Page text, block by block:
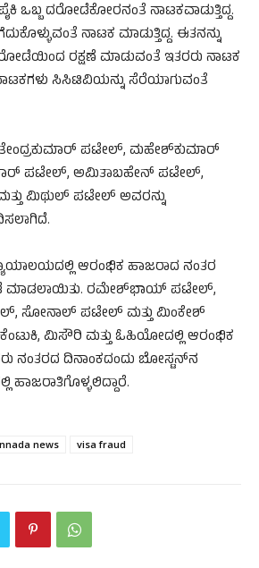
ಒಬ್ಬ ದರೋಡೆಕೋರನಂತೆ ನಾಟಕವಾಡುತ್ತಿದ್ದ.
ನಾಟಕ ಮಾಡುತ್ತಿದ್ದ. ಈತನನ್ನು
ರಕ್ಷಣೆ ಮಾಡುವಂತೆ ಇತರರು ನಾಟಕ
ನಾಟಕಗಳು ಸಿಸಿಟಿವಿಯನ್ನು ಸೆರೆಯಾಗುವಂತೆ
ಪಟೇಲ್, ಮಹೇಶ್‌ಕುಮಾರ್
ಪಟೇಲ್, ಅಮಿತಾಬಹೇನ್ ಪಟೇಲ್,
ಮಿಥುಲ್ ಪಟೇಲ್ ಅವರನ್ನು
ಆರಂಭಿಕ ಹಾಜರಾದ ನಂತರ
ಮಾಡಲಾಯಿತು. ರಮೇಶ್‌ಭಾಯ್ ಪಟೇಲ್,
ಸೋನಾಲ್ ಪಟೇಲ್ ಮತ್ತು ಮಿಂಕೇಶ್
ಕೆಂಟುಕಿ, ಮಿಸೌರಿ ಮತ್ತು ಓಹಿಯೋದಲ್ಲಿ ಆರಂಭಿಕ
ನಂತರದ ದಿನಾಂಕದಂದು ಬೋಸ್ಟನ್‌ನ
news visa fraud